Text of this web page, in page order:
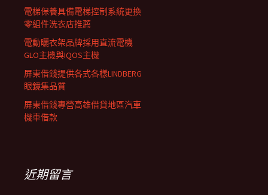
電梯保養具備電梯控制系統更換
零組件洗衣店推薦
電動曬衣架品牌採用直流電機
GLO主機與IQOS主機
屏東借錢提供各式各樣LINDBERG
眼鏡集品質
屏東借錢專營高雄借貸地區汽車
機車借款
近期留言